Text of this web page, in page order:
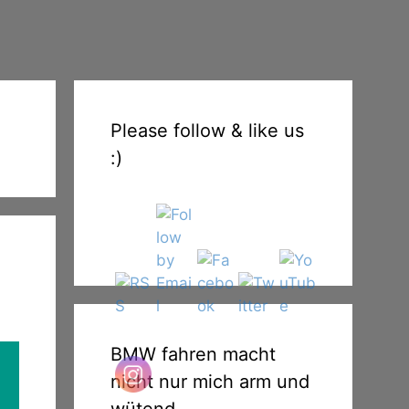
Please follow & like us
:)
BMW fahren macht
nicht nur mich arm und